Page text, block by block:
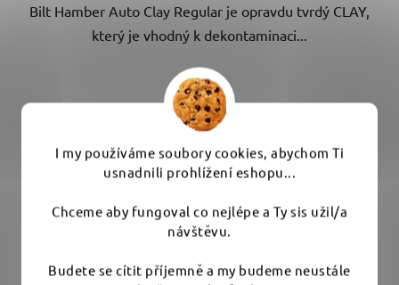
I my používáme soubory cookies, abychom Ti
usnadnili prohlížení eshopu...
Chceme aby fungoval co nejlépe a Ty sis užil/a
návštěvu.
Budete se cítit příjemně a my budeme neustále
Bilt Hamber Auto Clay Regular je opravdu tvrdý CLAY,
který je vhodný k dekontaminaci...